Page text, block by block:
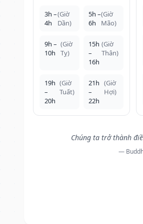
3h –
4h
(Giờ
Dần)
5h –
6h
(Giờ
Mão)
9h –
10h
(Giờ
Tỵ)
15h
–
16h
(Giờ
Thân)
19h
–
20h
(Giờ
Tuất)
21h
–
22h
(Giờ
Hợi)
Chúng ta trở thành
—